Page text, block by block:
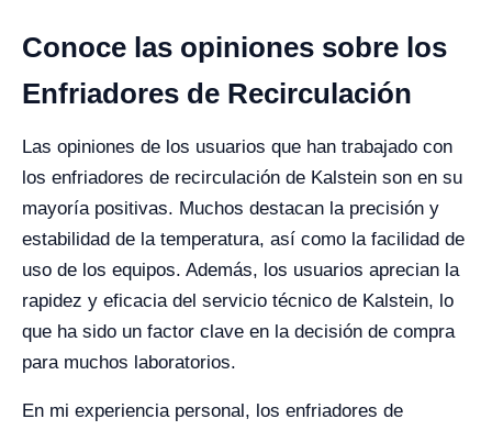
Conoce las opiniones sobre los
Enfriadores de Recirculación
Las opiniones de los usuarios que han trabajado con
los enfriadores de recirculación de Kalstein son en su
mayoría positivas. Muchos destacan la precisión y
estabilidad de la temperatura, así como la facilidad de
uso de los equipos. Además, los usuarios aprecian la
rapidez y eficacia del servicio técnico de Kalstein, lo
que ha sido un factor clave en la decisión de compra
para muchos laboratorios.
En mi experiencia personal, los enfriadores de